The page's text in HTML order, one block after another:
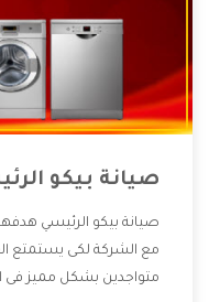
صيانة بيكو
صيانة بيكو الرئيسي
مع الشركة لكى يستمتع
متواجدين بشكل مميز فى